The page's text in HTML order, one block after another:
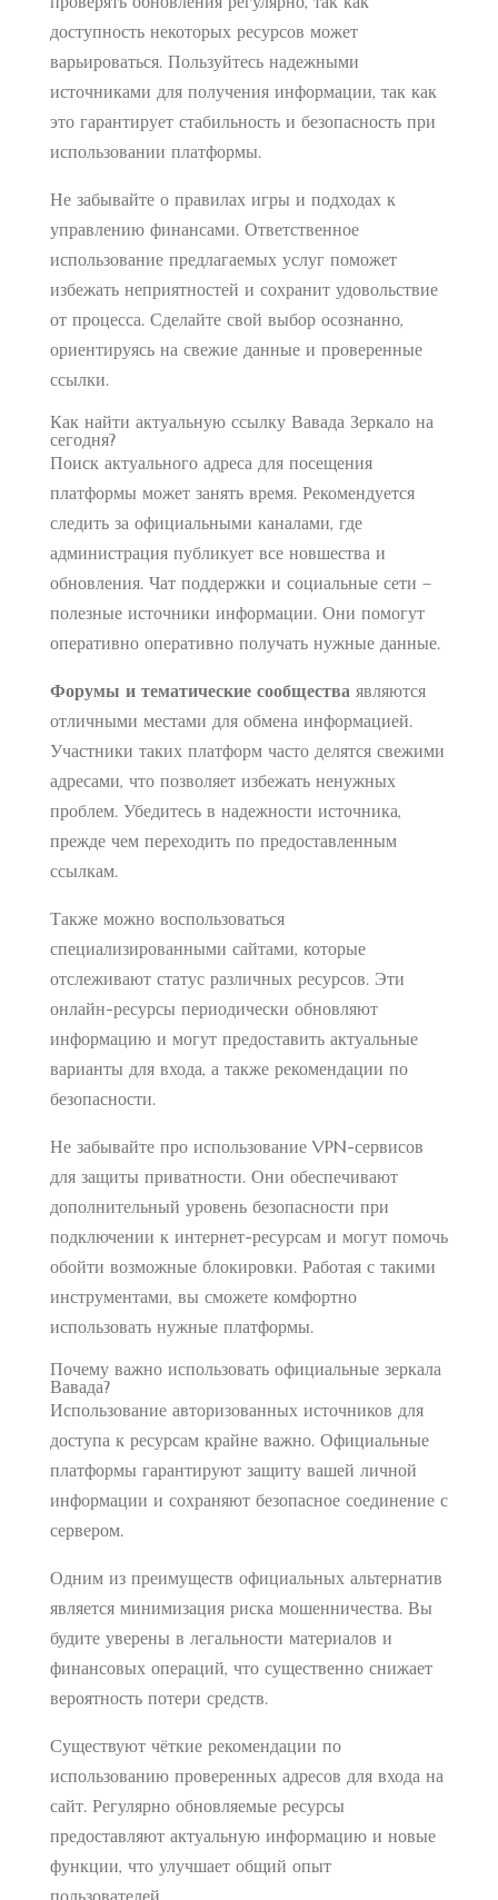
доступность некоторых ресурсов может
варьироваться. Пользуйтесь надежными
источниками для получения информации, так как
это гарантирует стабильность и безопасность при
использовании платформы.
Не забывайте о правилах игры и подходах к
управлению финансами. Ответственное
использование предлагаемых услуг поможет
избежать неприятностей и сохранит удовольствие
от процесса. Сделайте свой выбор осознанно,
ориентируясь на свежие данные и проверенные
ссылки.
Как найти актуальную ссылку Вавада Зеркало на
сегодня?
Поиск актуального адреса для посещения
платформы может занять время. Рекомендуется
следить за официальными каналами, где
администрация публикует все новшества и
обновления. Чат поддержки и социальные сети –
полезные источники информации. Они помогут
оперативно оперативно получать нужные данные.
Форумы и тематические сообществаявляются
отличными местами для обмена информацией.
Участники таких платформ часто делятся свежими
адресами, что позволяет избежать ненужных
проблем. Убедитесь в надежности источника,
прежде чем переходить по предоставленным
ссылкам.
Также можно воспользоваться
специализированными сайтами, которые
отслеживают статус различных ресурсов. Эти
онлайн-ресурсы периодически обновляют
информацию и могут предоставить актуальные
варианты для входа, а также рекомендации по
безопасности.
Не забывайте про использование VPN-сервисов
для защиты приватности. Они обеспечивают
дополнительный уровень безопасности при
подключении к интернет-ресурсам и могут помочь
обойти возможные блокировки. Работая с такими
инструментами, вы сможете комфортно
использовать нужные платформы.
Почему важно использовать официальные зеркала
Вавада?
Использование авторизованных источников для
доступа к ресурсам крайне важно. Официальные
платформы гарантируют защиту вашей личной
информации и сохраняют безопасное соединение с
сервером.
Одним из преимуществ официальных альтернатив
является минимизация риска мошенничества. Вы
будите уверены в легальности материалов и
финансовых операций, что существенно снижает
вероятность потери средств.
Существуют чёткие рекомендации по
использованию проверенных адресов для входа на
сайт. Регулярно обновляемые ресурсы
предоставляют актуальную информацию и новые
функции, что улучшает общий опыт
пользователей.